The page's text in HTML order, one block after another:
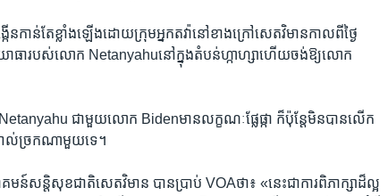
ើន​កាន់តែ​ខ្លាំងឡើង​ដោយ​ក្រុម​អ្នក​តវ៉ា​នៅ​ខាង​ក្រៅ​សេតវិមាន​កាលពី​ថ្ងៃ​
ធា​របស់​លោក Netanyahuនៅ​ក្នុង​តំបន់​ហ្កាហ្សា​ហើយ​ចង់​ឱ្យ​លោក
ជាមួយ​លោក Bidenមាន​លក្ខណៈ​ផ្លែផ្កា ក៏ប៉ុន្តែ​មិន​បាន​លើក
ាល់ច្រក​ណាមួយ​ទេ។
ន៍​សន្តិសុខ​ជាតិ​សេតវិមាន បាន​ប្រាប់ VOAថា៖ «នេះ​ជា​ការ​ពិភាក្សា​ដ៏​ល្អ​